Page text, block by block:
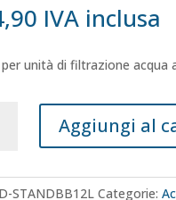
IVA inclusa
unità di filtrazione acqua
Aggiungi al
D-STANDBB12L Categorie: